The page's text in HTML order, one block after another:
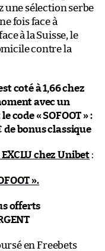
une sélection serbe
fois face à
à la Suisse, le
contre la
coté à 1,66 chez
avec un
code « SOFOOT » :
de bonus classique
chez Unibet :
».
offerts
en Freebets